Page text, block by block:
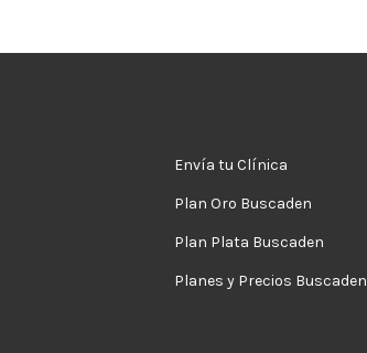
Envía tu Clínica
Plan Oro Buscaden
Plan Plata Buscaden
Planes y Precios Buscaden